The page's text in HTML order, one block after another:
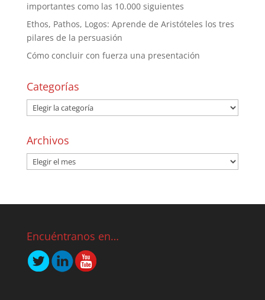
importantes como las 10.000 siguientes
Ethos, Pathos, Logos: Aprende de Aristóteles los tres
pilares de la persuasión
Cómo concluir con fuerza una presentación
Categorías
Archivos
Encuéntranos en…